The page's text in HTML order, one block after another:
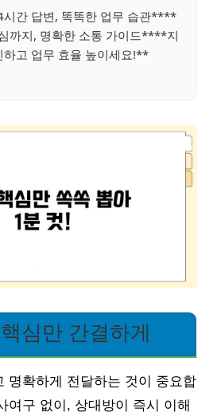
간 답변, 똑똑한 업무 습관****
까지, 명확한 소통 가이드****지
하고 업무 효율 높이세요!**
심만 간결하게
명확하게 전달하는 것이 중요합
여구 없이, 상대방이 즉시 이해